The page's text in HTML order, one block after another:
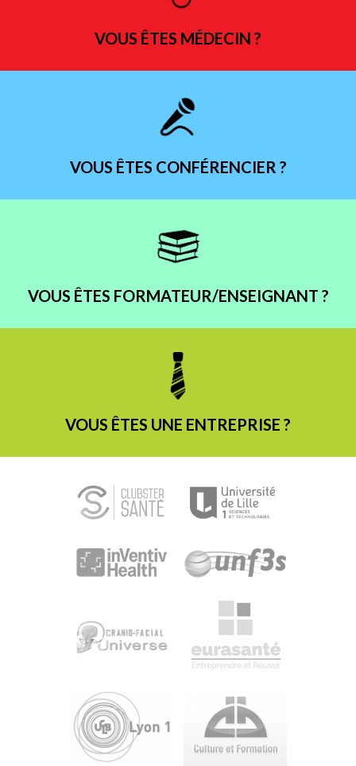
VOUS ÊTES MÉDECIN ?
VOUS ÊTES CONFÉRENCIER ?
VOUS ÊTES FORMATEUR/ENSEIGNANT ?
VOUS ÊTES UNE ENTREPRISE ?